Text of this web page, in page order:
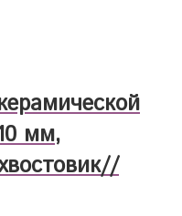
мм,